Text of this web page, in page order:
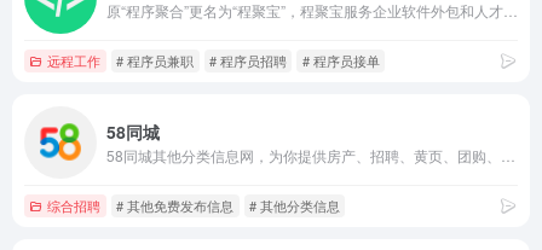
远程工作 # 程序员兼职 # 程序员招聘 # 程序员接单
58同城
综合招聘 # 其他免费发布信息 # 其他分类信息